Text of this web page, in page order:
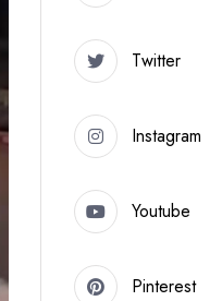
Twitter
Instagram
Youtube
Pinterest